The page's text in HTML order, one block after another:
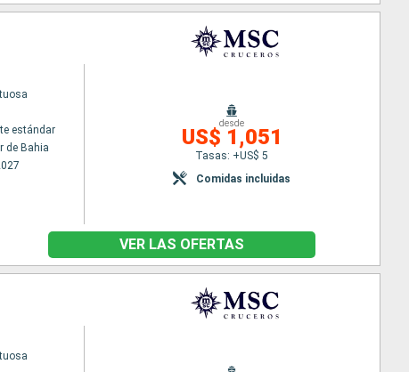
estándar
de Bahia
desde
US$ 1,051
Tasas: +US$ 5
Comidas incluidas
VER LAS OFERTAS